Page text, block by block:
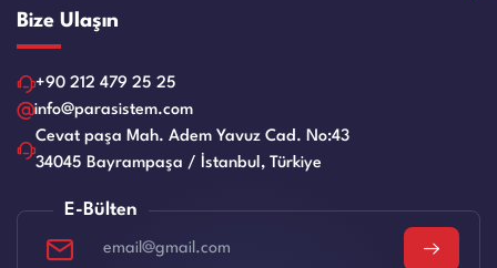
Bozuk Para Sayma Makineleri
Elektronik Çelik Para Kasaları
Nakit Para Çekmeceleri
Evrak Kağıt İmha Makineleri
Laminasyon Makineleri
Ciltleme Makineleri
Eski Ürünler
Vizyon & Misyon
Sertifikalar
Referanslar
İnsan Kaynakları
Blog
Satın Alma Ve Ödeme
Garanti ve Memnuniyet
Ürün Bakım Videoları
Servis Talep Formu
Bayilik
İş Başvuru Formu
Kullanım Kılavuzları
Bize Ulaşın
+90 212 479 25 25
info@parasistem.com
Cevat paşa Mah. Adem Yavuz Cad. No:43
34045 Bayrampaşa / İstanbul, Türkiye
E-Bülten